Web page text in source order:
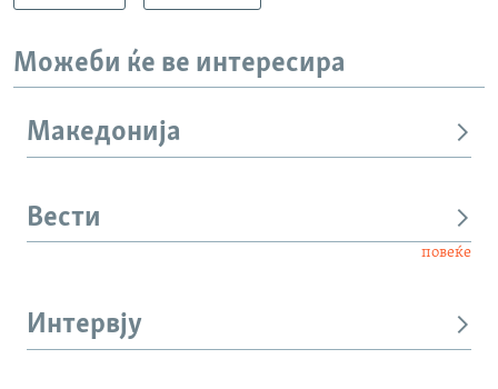
Можеби ќе ве интересира
Македонија
Вести
повеќе
Интервју